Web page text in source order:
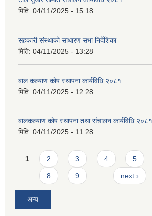
मिति: 04/11/2025 - 15:18
सहकारी संस्थाको साधारण सभा निर्देशिका
मिति: 04/11/2025 - 13:28
बाल कल्याण कोष स्थापना कार्यविधि २०८१
मिति: 04/11/2025 - 12:28
बालकल्याण कोष स्थापना तथा संचालन कार्यविधि २०८१
मिति: 04/11/2025 - 11:28
Pages
1 2 3 4 5
8 9 … next ›
अन्य